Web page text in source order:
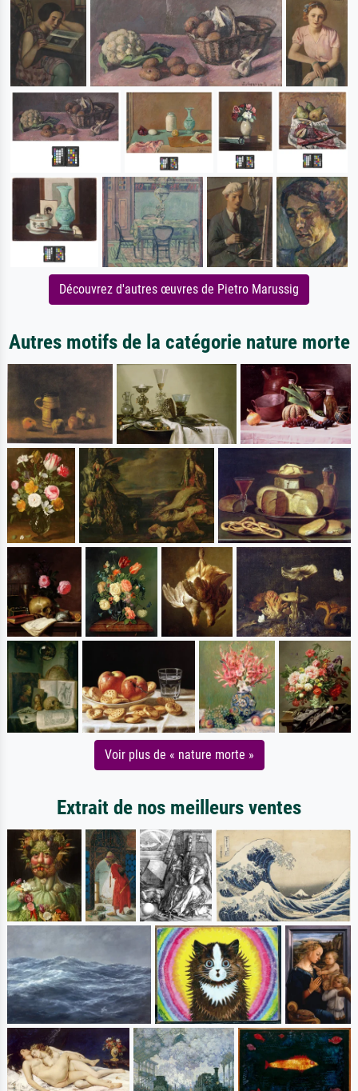
Découvrez d'autres œuvres de Pietro Marussig
Autres motifs de la catégorie nature morte
Voir plus de « nature morte »
Extrait de nos meilleurs ventes